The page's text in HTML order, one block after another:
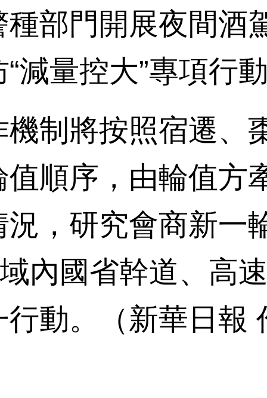
部門開展夜間酒
減量控大”專項行動
將按照宿遷、
順序，由輪值方
，研究會商新一
域內國省幹道、高
動。（新華日報